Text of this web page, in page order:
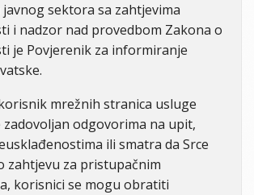
sektora sa zahtjevima
i nadzor nad provedbom Zakona o
je Povjerenik za informiranje
mrežnih stranica usluge
odgovorima na upit,
ili smatra da Srce
zahtjevu za pristupačnim
korisnici se mogu obratiti